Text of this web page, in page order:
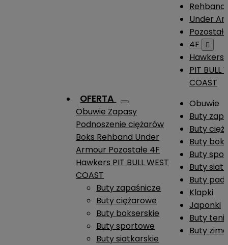
OFERTA
Obuwie Zapasy
Podnoszenie ciężarów
Boks Rehband Under
Armour Pozostałe 4F
Hawkers PIT BULL WEST
COAST
Buty zapaśnicze
Buty ciężarowe
Buty bokserskie
Buty sportowe
Buty siatkarskie
Rehband
Under
4F

Hawkers
PIT BULL
COAST
Obuwie
Buty
Buty
Buty
Buty
Buty
Buty
Klapki
Japonki
Buty
Buty